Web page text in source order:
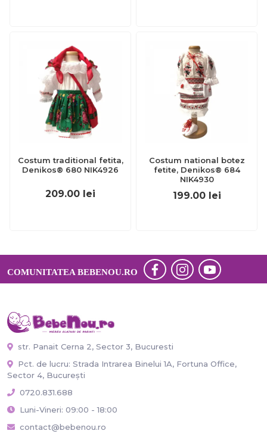
Costum traditional fetita,
Denikos® 680 NIK4926
209.00 lei
Costum national botez
fetite, Denikos® 684
NIK4930
199.00 lei
COMUNITATEA BEBENOU.RO
str. Panait Cerna 2, Sector 3, Bucuresti
Pct. de lucru: Strada Intrarea Binelui 1A, Fortuna Office,
Sector 4, București
0720.831.688
Luni-Vineri: 09:00 - 18:00
contact@bebenou.ro